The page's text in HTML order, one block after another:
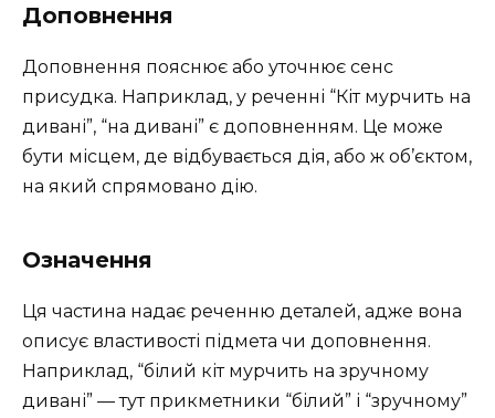
Доповнення
Доповнення пояснює або уточнює сенс
присудка. Наприклад, у реченні “Кіт мурчить на
дивані”, “на дивані” є доповненням. Це може
бути місцем, де відбувається дія, або ж об’єктом,
на який спрямовано дію.
Означення
Ця частина надає реченню деталей, адже вона
описує властивості підмета чи доповнення.
Наприклад, “білий кіт мурчить на зручному
дивані” — тут прикметники “білий” і “зручному”